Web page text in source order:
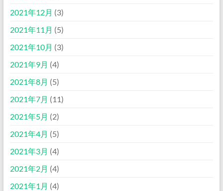
2021年12月 (3)
2021年11月 (5)
2021年10月 (3)
2021年9月 (4)
2021年8月 (5)
2021年7月 (11)
2021年5月 (2)
2021年4月 (5)
2021年3月 (4)
2021年2月 (4)
2021年1月 (4)